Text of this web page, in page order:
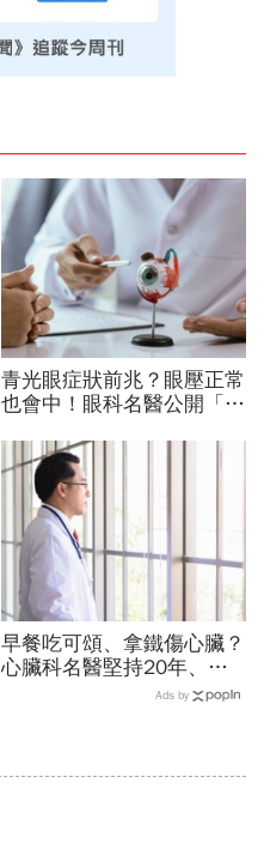
青光眼症狀前兆？眼壓正常
也會中！眼科名醫公開「護
驟」：三餐多吃「1類食
物」護眼
早餐吃可頌、拿鐵傷心臟？
心臟科名醫堅持20年、早
上9點前不做「5件事」：
Ads by